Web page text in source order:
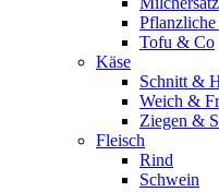
Tofu & Co
Käse
Schnitt &
Weich &
Ziegen &
Fleisch
Rind
Schwein